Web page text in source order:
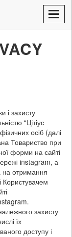
і захисту
“Цітіус
осіб (далі
Товариство при
форми на сайті
instagram, а
на отримання
Користувачем
захисту
їх
доступу і